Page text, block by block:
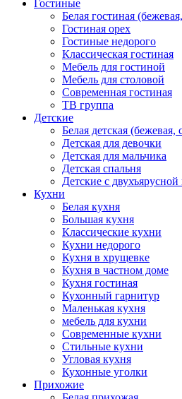
Гостиные
Белая гостиная
Гостиная орех
Гостиные недорого
Классическая гостиная
Мебель для гостиной
Мебель для столовой
Современная гостиная
ТВ группа
Детские
Белая детская (бежевая,
Детская для девочки
Детская для мальчика
Детская спальня
Детские с
Кухни
Белая кухня
Большая кухня
Классические кухни
Кухни недорого
Кухня в хрущевке
Кухня в частном доме
Кухня гостиная
Кухонный гарнитур
Маленькая кухня
мебель для кухни
Современные кухни
Стильные кухни
Угловая кухня
Кухонные уголки
Прихожие